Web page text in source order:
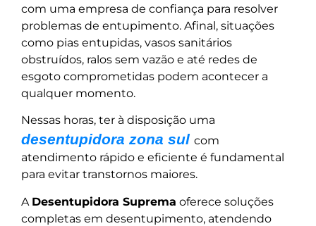
com uma empresa de confiança para resolver
problemas de entupimento. Afinal, situações
como pias entupidas, vasos sanitários
obstruídos, ralos sem vazão e até redes de
esgoto comprometidas podem acontecer a
qualquer momento.
Nessas horas, ter à disposição uma
desentupidora zona sul com
atendimento rápido e eficiente é fundamental
para evitar transtornos maiores.
A Desentupidora Suprema oferece soluções
completas em desentupimento, atendendo